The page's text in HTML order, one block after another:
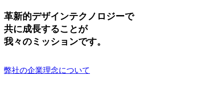
革新的デザインテクノロジーで
共に成長することが
我々のミッションです。
弊社の企業理念について